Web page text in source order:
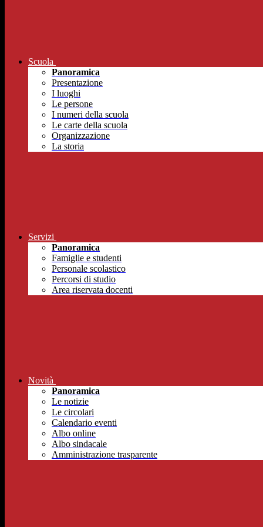
Scuola
Panoramica
Presentazione
I luoghi
Le persone
I numeri della scuola
Le carte della scuola
Organizzazione
La storia
Servizi
Panoramica
Famiglie e studenti
Personale scolastico
Percorsi di studio
Area riservata docenti
Novità
Panoramica
Le notizie
Le circolari
Calendario eventi
Albo online
Albo sindacale
Amministrazione trasparente